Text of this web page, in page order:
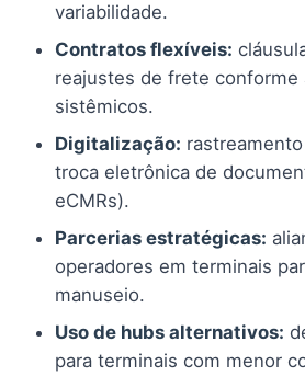
variabilidade.
Contratos flexíveis:
reajustes de frete conforme
sistêmicos.
Digitalização:
troca eletrônica de
eCMRs).
Parcerias estratégicas:
operadores em terminais
manuseio.
Uso de hubs alternativos:
para terminais com menor